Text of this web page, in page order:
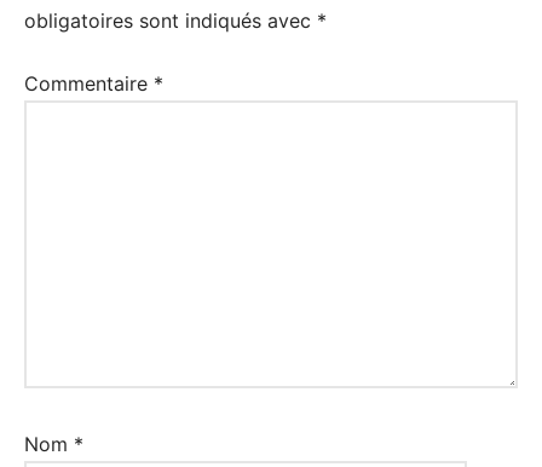
obligatoires sont indiqués avec *
Commentaire *
Nom *